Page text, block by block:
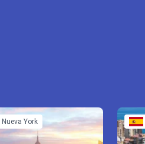
Nueva York